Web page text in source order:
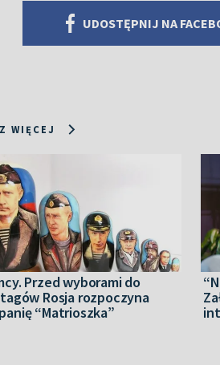
UDOSTĘPNIJ NA
WIĘCEJ
Przed wyborami do
Rosja rozpoczyna
“Matrioszka”